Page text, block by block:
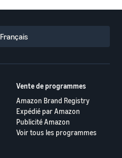
Français
Vente de programmes
Amazon Brand Registry
Expédié par Amazon
Publicité Amazon
Voir tous les programmes